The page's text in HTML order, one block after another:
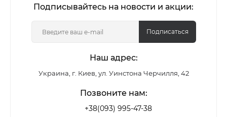
В категории представлены классические
покрытия с шиммером и глиттером - для
повседневного маникюра и выразительных
акцентных дизайнов.
Какие лаки для ногтей
представлены в каталоге
Подписывайтесь на новости и акции:
Подписаться
Наш адрес:
Украина, г. Киев, ул. Уинстона Черчилля, 42
Позвоните нам:
+38(093) 995-47-38